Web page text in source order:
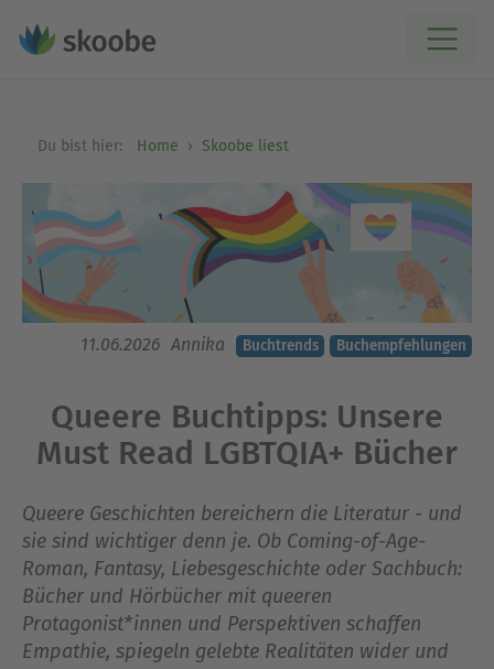
Du bist hier: Home Skoobe liest
11.06.2026 Annika Buchtrends Buchempfehlungen
Queere Buchtipps: Unsere
Must Read LGBTQIA+ Bücher
Queere Geschichten bereichern die Literatur - und
sie sind wichtiger denn je. Ob Coming-of-Age-
Roman, Fantasy, Liebesgeschichte oder Sachbuch:
Bücher und Hörbücher mit queeren
Protagonist*innen und Perspektiven schaffen
Empathie, spiegeln gelebte Realitäten wider und